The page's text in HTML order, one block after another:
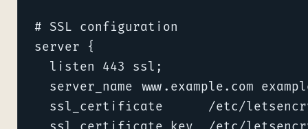
# SSL configuration
server {
  listen 443 ssl;
server_name www.example.com
ssl_certificate      /etc/